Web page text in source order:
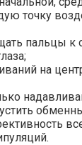
точку
пальцы к
на